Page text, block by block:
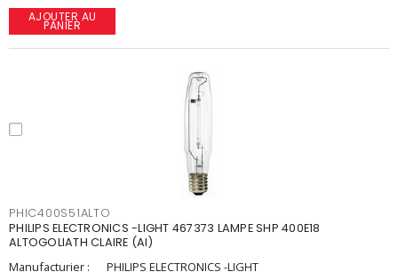
AJOUTER AU
PANIER
PHIC400S51ALTO
PHILIPS ELECTRONICS -LIGHT 467373 LAMPE SHP 400E18
ALTOGOLIATH CLAIRE (AI)
Manufacturier :
PHILIPS ELECTRONICS -LIGHT